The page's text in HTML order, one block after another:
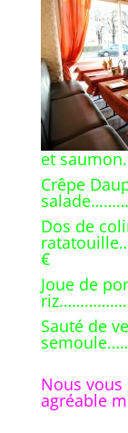
et
Crêpe
Dos de
€
Joue de
Sauté de
Nous
agréable